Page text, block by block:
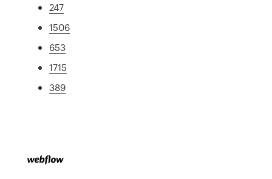
247
1506
653
1715
389